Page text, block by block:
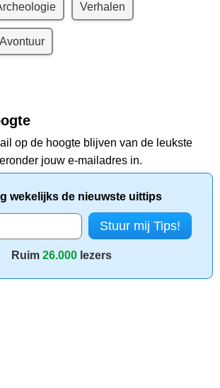
Verhalen
Avontuur
op de hoogte blijven van de leukste
jouw e-mailadres in.
wekelijks de nieuwste uittips
Ruim 26.000 lezers